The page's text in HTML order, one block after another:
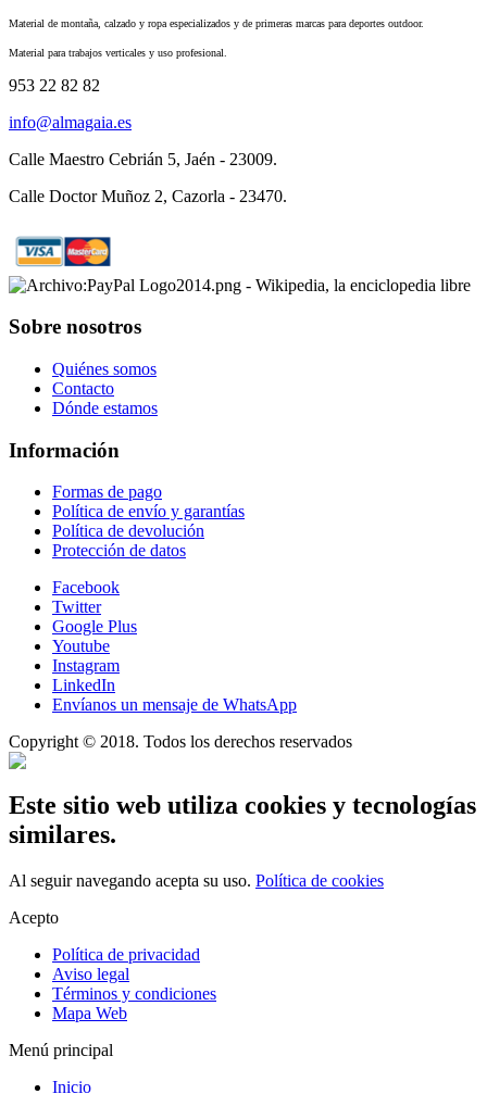
Material de montaña, calzado y ropa especializados y de primeras marcas para deportes outdoor.
Material para trabajos verticales y uso profesional.
953 22 82 82
info@almagaia.es
Calle Maestro Cebrián 5, Jaén - 23009.
Calle Doctor Muñoz 2, Cazorla - 23470.
Sobre nosotros
Quiénes somos
Contacto
Dónde estamos
Información
Formas de pago
Política de envío y garantías
Política de devolución
Protección de datos
Facebook
Twitter
Google Plus
Youtube
Instagram
LinkedIn
Envíanos un mensaje de WhatsApp
Copyright © 2018. Todos los derechos reservados
Este sitio web utiliza cookies y tecnologías
similares.
Al seguir navegando acepta su uso. Política de cookies
Acepto
Política de privacidad
Aviso legal
Términos y condiciones
Mapa Web
Menú principal
Inicio